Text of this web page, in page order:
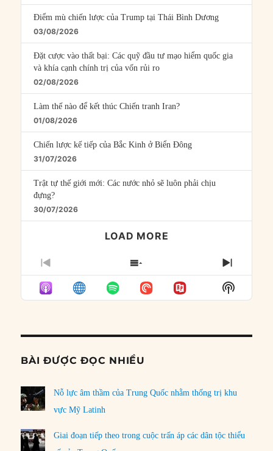
Điểm mù chiến lược của Trump tại Thái Bình Dương
03/08/2026
Đặt cược vào thất bại: Các quỹ đầu tư mạo hiểm quốc gia
và khía cạnh chính trị của vốn rủi ro
02/08/2026
Làm thế nào để kết thúc Chiến tranh Iran?
01/08/2026
Chiến lược kế tiếp của Bắc Kinh ở Biển Đông
31/07/2026
Trật tự thế giới mới: Các nước nhỏ sẽ luôn phải chịu
đựng?
30/07/2026
LOAD MORE
PREVIOUS
EPISODE
SHOW
EPISODES
LIST
NEXT
Show
Podcast
BÀI ĐƯỢC ĐỌC NHIỀU
Nỗ lực âm thầm của Trung Quốc nhằm thống trị khu
vực Mỹ Latinh
Giai đoạn tiếp theo trong cuộc trấn áp các dân tộc thiểu